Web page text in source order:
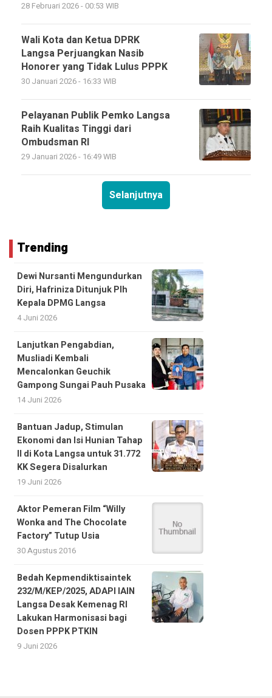
28 Februari 2026 - 00:53 WIB
Wali Kota dan Ketua DPRK
Langsa Perjuangkan Nasib
Honorer yang Tidak Lulus PPPK
30 Januari 2026 - 16:33 WIB
Pelayanan Publik Pemko Langsa
Raih Kualitas Tinggi dari
Ombudsman RI
29 Januari 2026 - 16:49 WIB
Selanjutnya
Trending
Dewi Nursanti Mengundurkan
Diri, Hafriniza Ditunjuk Plh
Kepala DPMG Langsa
4 Juni 2026
Lanjutkan Pengabdian,
Musliadi Kembali
Mencalonkan Geuchik
Gampong Sungai Pauh Pusaka
14 Juni 2026
Bantuan Jadup, Stimulan
Ekonomi dan Isi Hunian Tahap
II di Kota Langsa untuk 31.772
KK Segera Disalurkan
19 Juni 2026
Aktor Pemeran Film “Willy
Wonka and The Chocolate
Factory” Tutup Usia
30 Agustus 2016
Bedah Kepmendiktisaintek
232/M/KEP/2025, ADAPI IAIN
Langsa Desak Kemenag RI
Lakukan Harmonisasi bagi
Dosen PPPK PTKIN
9 Juni 2026